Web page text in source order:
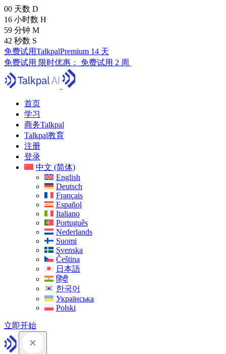
00 天数 D
16 小时数 H
59 分钟 M
41 秒数 S
免费试用TalkpalPremium 14 天
免费试用 限时优惠： 免费试用 2 周
首页
学习
商务Talkpal
Talkpal教育
注册
登录
中文 (简体)
English
Deutsch
Français
Español
Italiano
Português
Nederlands
Suomi
Svenska
Čeština
日本語
हिंदी
한국어
Українська
Polski
立即开始